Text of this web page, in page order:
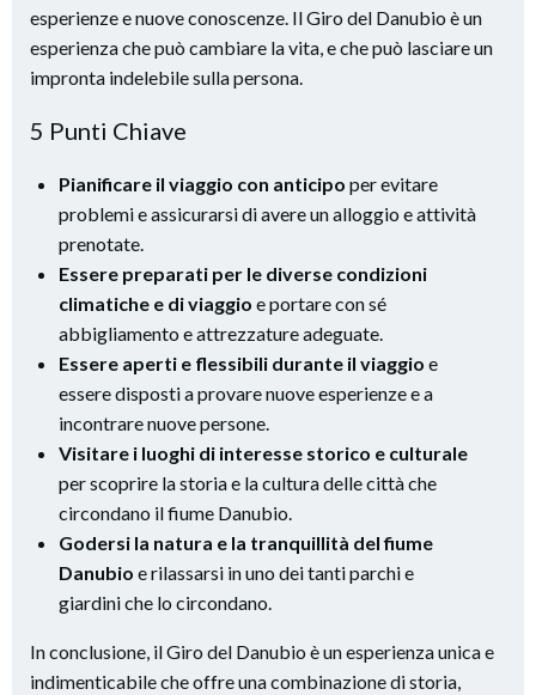
esperienze e nuove conoscenze. Il Giro del Danubio è un
esperienza che può cambiare la vita, e che può lasciare un
impronta indelebile sulla persona.
5 Punti Chiave
Pianificare il viaggio con anticipo per evitare
problemi e assicurarsi di avere un alloggio e attività
prenotate.
Essere preparati per le diverse condizioni
climatiche e di viaggio e portare con sé
abbigliamento e attrezzature adeguate.
Essere aperti e flessibili durante il viaggio e
essere disposti a provare nuove esperienze e a
incontrare nuove persone.
Visitare i luoghi di interesse storico e culturale
per scoprire la storia e la cultura delle città che
circondano il fiume Danubio.
Godersi la natura e la tranquillità del fiume
Danubio e rilassarsi in uno dei tanti parchi e
giardini che lo circondano.
In conclusione, il Giro del Danubio è un esperienza unica e
indimenticabile che offre una combinazione di storia,